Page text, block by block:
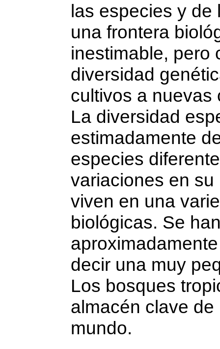
las especies y de
una frontera
inestimable, pero
diversidad
cultivos a nuevas
La diversidad
estimadamente
especies
variaciones en
viven en una
biológicas. Se
decir una muy
Los bosques
almacén clave
mundo.